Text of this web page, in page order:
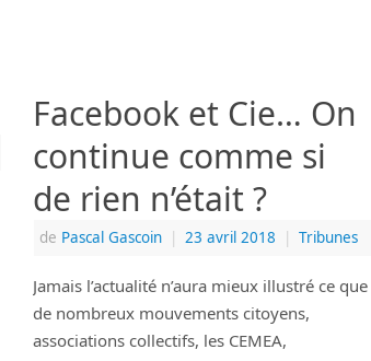
Facebook et Cie… On
continue comme si
de rien n’était ?
de Pascal Gascoin | 23 avril 2018 | Tribunes
Jamais l’actualité n’aura mieux illustré ce que
de nombreux mouvements citoyens,
associations collectifs, les CEMEA,